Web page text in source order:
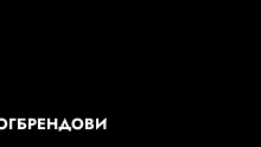
БРЕНДОВИ